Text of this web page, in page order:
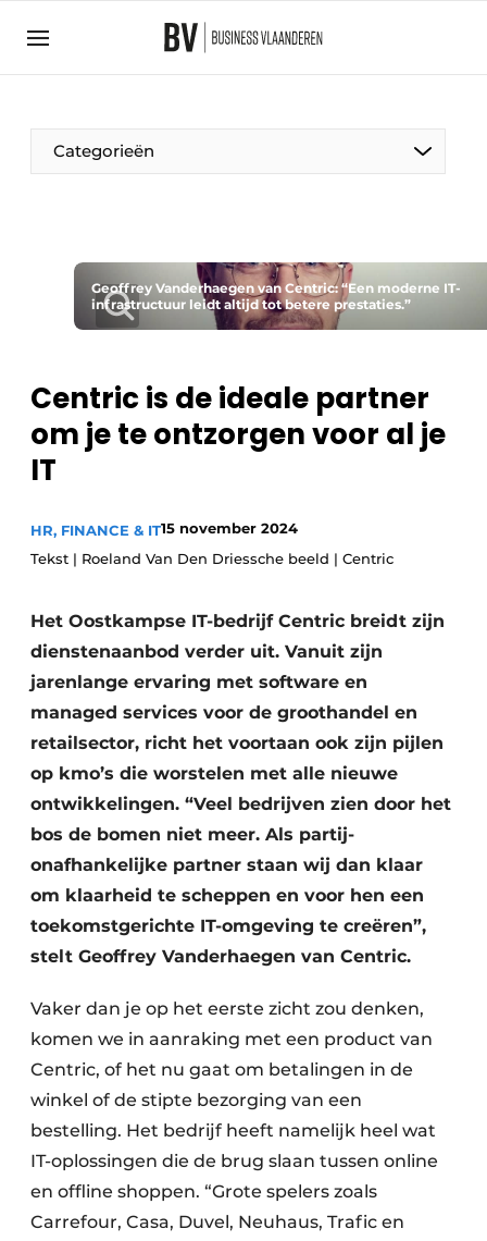
Bedrijven
Bedrijven
Direct contact
Evenement aanmelden
Meest gelezen
Nieuwsbrief
Vacature aanmelden
Video’s
Categorieën
Geoffrey Vanderhaegen van Centric: “Een moderne IT-
infrastructuur leidt altijd tot betere prestaties.”
Centric is de ideale partner
om je te ontzorgen voor al je
IT
HR, FINANCE & IT15 november 2024
Tekst | Roeland Van Den Driessche beeld | Centric
Het Oostkampse IT-bedrijf Centric breidt zijn
dienstenaanbod verder uit. Vanuit zijn
jarenlange ervaring met software en
managed services voor de groothandel en
retailsector, richt het voortaan ook zijn pijlen
op kmo’s die worstelen met alle nieuwe
ontwikkelingen. “Veel bedrijven zien door het
bos de bomen niet meer. Als partij-
onafhankelijke partner staan wij dan klaar
om klaarheid te scheppen en voor hen een
toekomstgerichte IT-omgeving te creëren”,
stelt Geoffrey Vanderhaegen van Centric.
Vaker dan je op het eerste zicht zou denken,
komen we in aanraking met een product van
Centric, of het nu gaat om betalingen in de
winkel of de stipte bezorging van een
bestelling. Het bedrijf heeft namelijk heel wat
IT-oplossingen die de brug slaan tussen online
en offline shoppen. “Grote spelers zoals
Carrefour, Casa, Duvel, Neuhaus, Trafic en